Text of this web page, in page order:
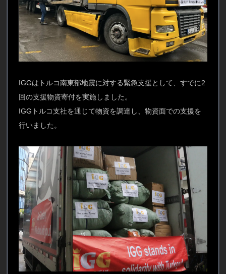
IGGはトルコ南東部地震に対する緊急支援として、すでに2
回の支援物資寄付を実施しました。
IGGトルコ支社を通じて物資を調達し、物資面での支援を
行いました。